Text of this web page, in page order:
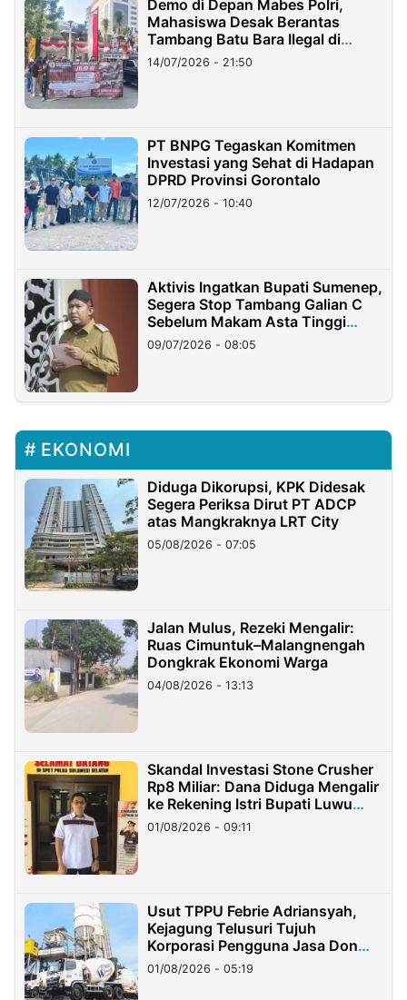
Demo di Depan Mabes Polri,
Mahasiswa Desak Berantas
Tambang Batu Bara Ilegal di
Lampung
14/07/2026 - 21:50
PT BNPG Tegaskan Komitmen
Investasi yang Sehat di Hadapan
DPRD Provinsi Gorontalo
12/07/2026 - 10:40
Aktivis Ingatkan Bupati Sumenep,
Segera Stop Tambang Galian C
Sebelum Makam Asta Tinggi
Longsor
09/07/2026 - 08:05
EKONOMI
Diduga Dikorupsi, KPK Didesak
Segera Periksa Dirut PT ADCP
atas Mangkraknya LRT City
05/08/2026 - 07:05
Jalan Mulus, Rezeki Mengalir:
Ruas Cimuntuk–Malangnengah
Dongkrak Ekonomi Warga
04/08/2026 - 13:13
Skandal Investasi Stone Crusher
Rp8 Miliar: Dana Diduga Mengalir
ke Rekening Istri Bupati Luwu
Timur
01/08/2026 - 09:11
Usut TPPU Febrie Adriansyah,
Kejagung Telusuri Tujuh
Korporasi Pengguna Jasa Don
Ritto
01/08/2026 - 05:19